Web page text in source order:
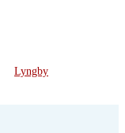
Lyngby